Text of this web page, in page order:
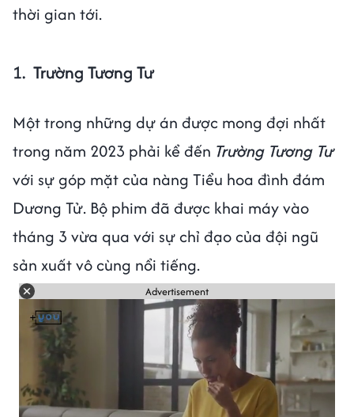
thời gian tới.
1. Trường Tương Tư
Một trong những dự án được mong đợi nhất
trong năm 2023 phải kể đến Trường Tương Tư
với sự góp mặt của nàng Tiểu hoa đình đám
Dương Tử. Bộ phim đã được khai máy vào
tháng 3 vừa qua với sự chỉ đạo của đội ngũ
sản xuất vô cùng nổi tiếng.
Advertisement